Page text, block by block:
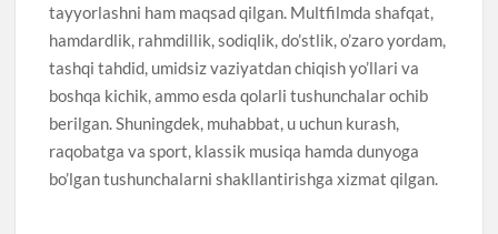
tayyorlashni ham maqsad qilgan. Multfilmda shafqat,
hamdardlik, rahmdillik, sodiqlik, do’stlik, o’zaro yordam,
tashqi tahdid, umidsiz vaziyatdan chiqish yo’llari va
boshqa kichik, ammo esda qolarli tushunchalar ochib
berilgan. Shuningdek, muhabbat, u uchun kurash,
raqobatga va sport, klassik musiqa hamda dunyoga
bo’lgan tushunchalarni shakllantirishga xizmat qilgan.